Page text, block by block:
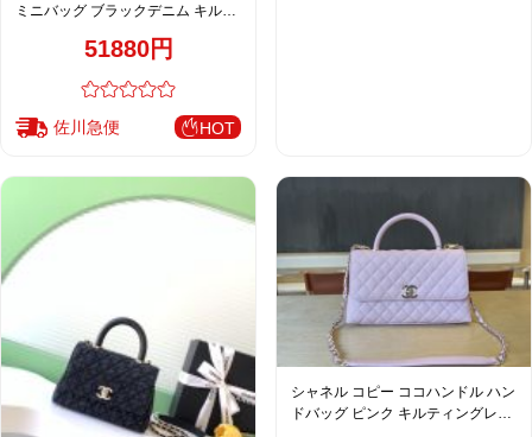
ミニバッグ ブラックデニム キルテ
ル AS424451880円
佐川急便 HOT
シャネル コピー ココハンドル ハン
ドバッグ ピンク キルティングレザ